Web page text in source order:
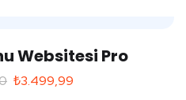
Websitesi Pro
₺3.499,99